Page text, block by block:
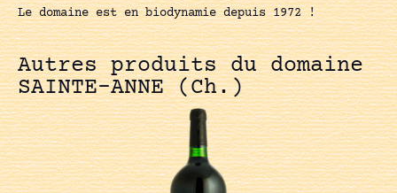
Le domaine est en biodynamie depuis 1972 !
Autres produits du domaine
SAINTE-ANNE (Ch.)